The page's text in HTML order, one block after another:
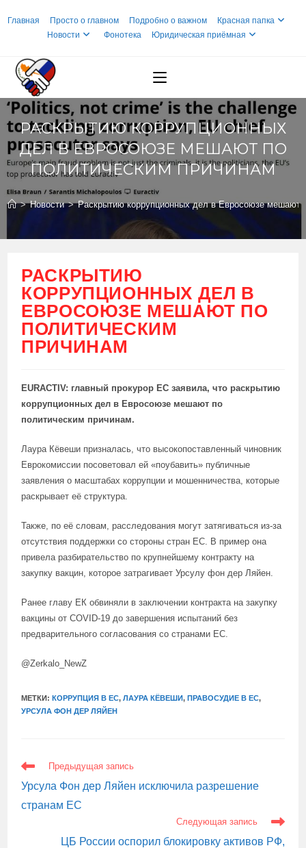
Главная Просто о главном Подробно о важном
Красная папка
Новости
Фонотека Юридическая приёмная
РАСКРЫТИЮ КОРРУПЦИОННЫХ
ДЕЛ В ЕВРОСОЮЗЕ МЕШАЮТ ПО
ПОЛИТИЧЕСКИМ ПРИЧИНАМ
> Новости > Раскрытию коррупционных дел в Евросоюзе мешают
РАСКРЫТИЮ
КОРРУПЦИОННЫХ ДЕЛ В
ЕВРОСОЮЗЕ МЕШАЮТ ПО
ПОЛИТИЧЕСКИМ
ПРИЧИНАМ
EURACTIV: главный прокурор ЕС заявила, что раскрытию
коррупционных дел в Евросоюзе мешают по
политическим причинам.
Лаура Кёвеши призналась, что высокопоставленный чиновник
Еврокомиссии посоветовал ей «поубавить» публичные
заявления о масштабах коррупции и мошенничества, которые
раскрывает её структура.
Также, по её словам, расследования могут затягиваться из-за
отсутствия поддержки со стороны стран ЕС. В пример она
привела разбирательство по крупнейшему контракту на
закупку вакцин, которое затрагивает Урсулу фон дер Ляйен.
Ранее главу ЕК обвиняли в заключении контракта на закупку
вакцины от COVID-19 до завершения испытаний без
предварительного согласования со странами ЕС.
@Zerkalo_NewZ
МЕТКИ:КОРРУПЦИЯ В ЕС, ЛАУРА КЁВЕШИ, ПРАВОСУДИЕ В ЕС,
УРСУЛА ФОН ДЕР ЛЯЙЕН
ЕЩЕ
СТАТЬИ
Предыдущая запись
Урсула Фон дер Ляйен исключила разрешение
странам ЕС
Следующая запись
ЦБ России оспорил блокировку активов РФ,